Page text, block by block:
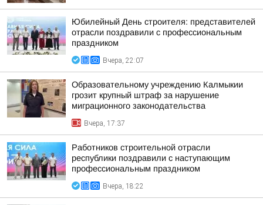
Юбилейный День строителя: представителей
отрасли поздравили с профессиональным
праздником
Вчера, 22:07
Образовательному учреждению Калмыкии
грозит крупный штраф за нарушение
миграционного законодательства
Вчера, 17:37
Работников строительной отрасли
республики поздравили с наступающим
профессиональным праздником
Вчера, 18:22